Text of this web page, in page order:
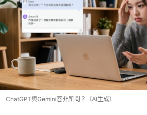
ChatGPT與Gemini答非所問？（AI生成）